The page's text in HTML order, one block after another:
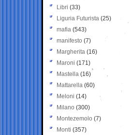
Libri (33)
Liguria Futurista (25)
mafia (543)
manifesto (7)
Margherita (16)
Maroni (171)
Mastella (16)
Mattarella (60)
Meloni (14)
Milano (300)
Montezemolo (7)
Monti (357)